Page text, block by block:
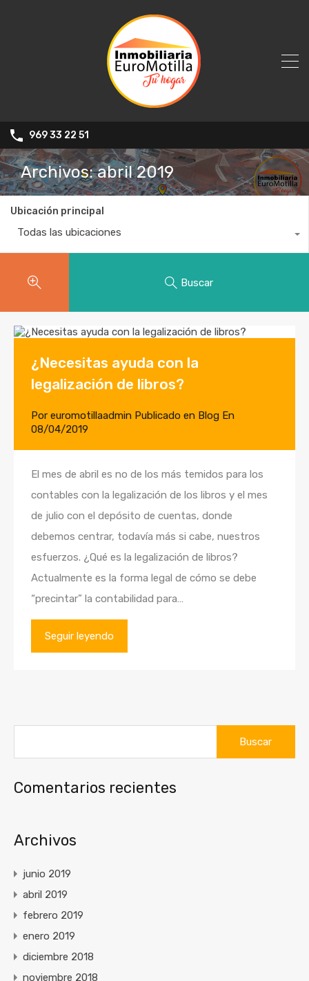
969 33 22 51
Archivos: abril 2019
Ubicación principal
Todas las ubicaciones
Buscar
¿Necesitas ayuda con la
legalización de libros?
Por euromotillaadmin Publicado en Blog En
08/04/2019
El mes de abril es no de los más temidos para los
contables con la legalización de los libros y el mes
de julio con el depósito de cuentas, donde
debemos centrar, todavía más si cabe, nuestros
esfuerzos. ¿Qué es la legalización de libros?
Actualmente es la forma legal de cómo se debe
“precintar” la contabilidad para…
Seguir leyendo
Comentarios recientes
Archivos
junio 2019
abril 2019
febrero 2019
enero 2019
diciembre 2018
noviembre 2018